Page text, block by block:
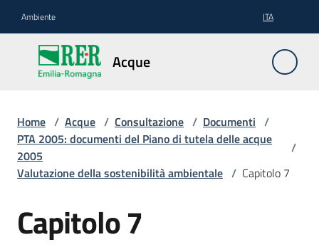
Ambiente ITA
Acque
Acque
Pianificazione
Contratti
fiume
Home / Acque / Consultazione / Documenti /
PTA 2005: documenti del Piano di tutela delle acque
2005
/
Valutazione della sostenibilità ambientale / Capitolo 7
Capitolo 7